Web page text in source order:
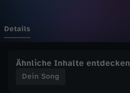
j
u
Details
Ähnliche Inhalte entdecken
Dein Song